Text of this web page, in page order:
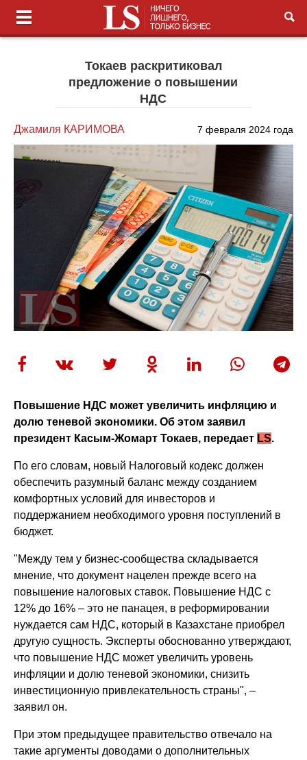
Токаев раскритиковал
предложение о повышении
НДС
Джамиля КАРИМОВА 7 февраля 2024 года
Повышение НДС может увеличить инфляцию и
долю теневой экономики. Об этом заявил
президент Касым-Жомарт Токаев, передает LS.
По его словам, новый Налоговый кодекс должен
обеспечить разумный баланс между созданием
комфортных условий для инвесторов и
поддержанием необходимого уровня поступлений в
бюджет.
"Между тем у бизнес-сообщества складывается
мнение, что документ нацелен прежде всего на
повышение налоговых ставок. Повышение НДС с
12% до 16% – это не панацея, в реформировании
нуждается сам НДС, который в Казахстане приобрел
другую сущность. Эксперты обоснованно утверждают,
что повышение НДС может увеличить уровень
инфляции и долю теневой экономики, снизить
инвестиционную привлекательность страны", –
заявил он.
При этом предыдущее правительство отвечало на
такие аргументы доводами о дополнительных